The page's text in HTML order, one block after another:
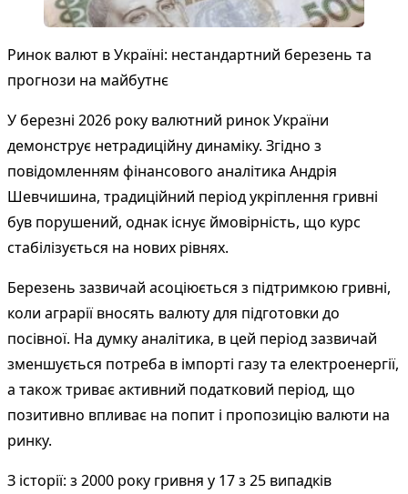
Ринок валют в Україні: нестандартний березень та
прогнози на майбутнє
У березні 2026 року валютний ринок України
демонструє нетрадиційну динаміку. Згідно з
повідомленням фінансового аналітика Андрія
Шевчишина, традиційний період укріплення гривні
був порушений, однак існує ймовірність, що курс
стабілізується на нових рівнях.
Березень зазвичай асоціюється з підтримкою гривні,
коли аграрії вносять валюту для підготовки до
посівної. На думку аналітика, в цей період зазвичай
зменшується потреба в імпорті газу та електроенергії,
а також триває активний податковий період, що
позитивно впливає на попит і пропозицію валюти на
ринку.
З історії: з 2000 року гривня у 17 з 25 випадків